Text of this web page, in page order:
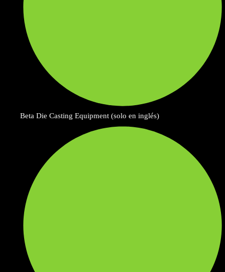
Beta Die Casting Equipment (solo en inglés)